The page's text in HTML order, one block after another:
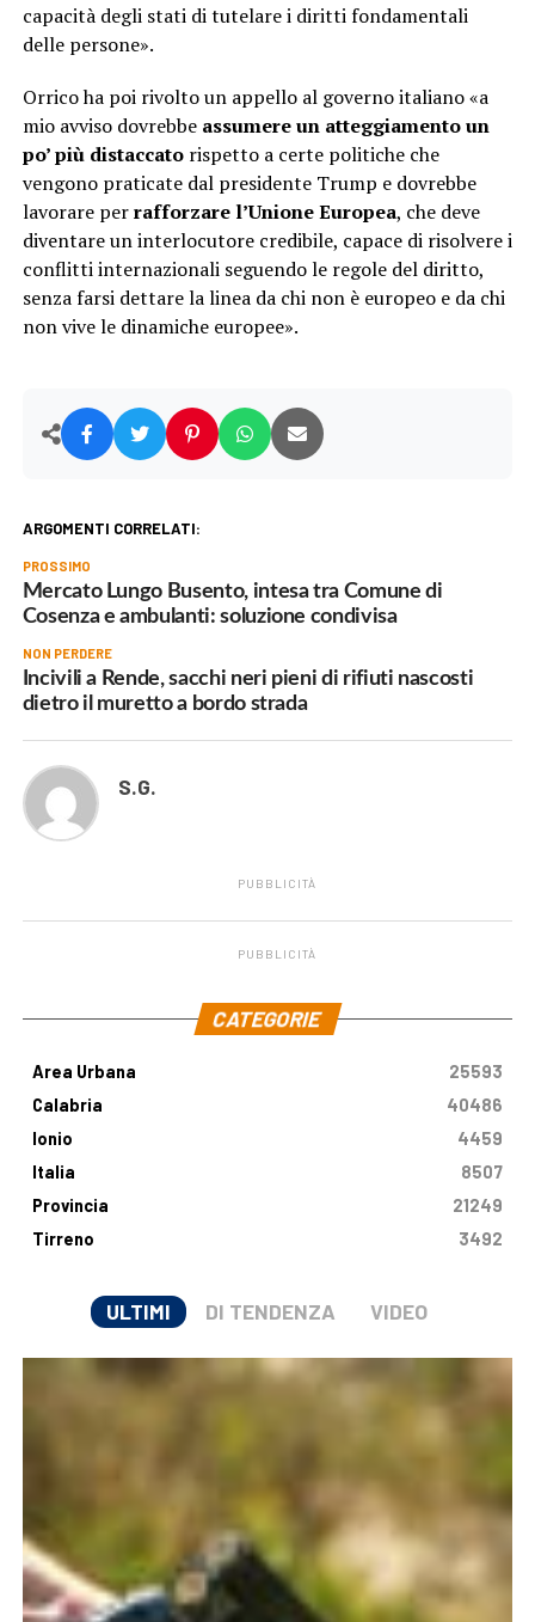
capacità degli stati di tutelare i diritti fondamentali
delle persone».
Orrico ha poi rivolto un appello al governo italiano «a
mio avviso dovrebbe assumere un atteggiamento un
po’ più distaccatorispetto a certe politiche che
vengono praticate dal presidente Trump e dovrebbe
lavorare perrafforzare l’Unione Europea, che deve
diventare un interlocutore credibile, capace di risolvere i
conflitti internazionali seguendo le regole del diritto,
senza farsi dettare la linea da chi non è europeo e da chi
non vive le dinamiche europee».
ARGOMENTI CORRELATI:
PROSSIMO
Mercato Lungo Busento, intesa tra Comune di
Cosenza e ambulanti: soluzione condivisa
NON PERDERE
Incivili a Rende, sacchi neri pieni di rifiuti nascosti
dietro il muretto a bordo strada
S.G.
PUBBLICITÀ
PUBBLICITÀ
CATEGORIE
Area Urbana
25593
Calabria
40486
Ionio
4459
Italia
8507
Provincia
21249
Tirreno
3492
ULTIMI DI TENDENZA VIDEO